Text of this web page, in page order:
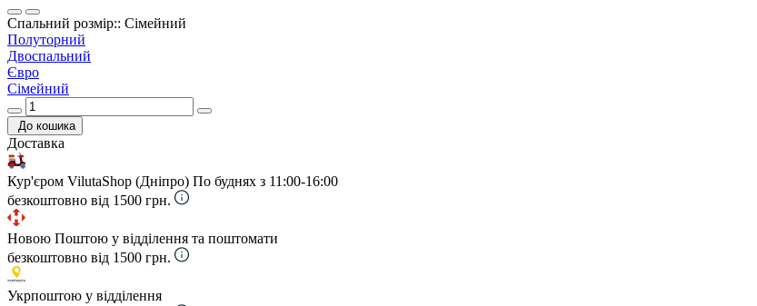
Спальний розмір:: Сімейний
Полуторний
Двоспальний
Євро
Сімейний
До кошика
Доставка
Кур'єром VilutaShop (Дніпро) По буднях з 11:00-16:00
безкоштовно від 1500 грн.
Новою Поштою у відділення та поштомати
безкоштовно від 1500 грн.
Укрпоштою у відділення